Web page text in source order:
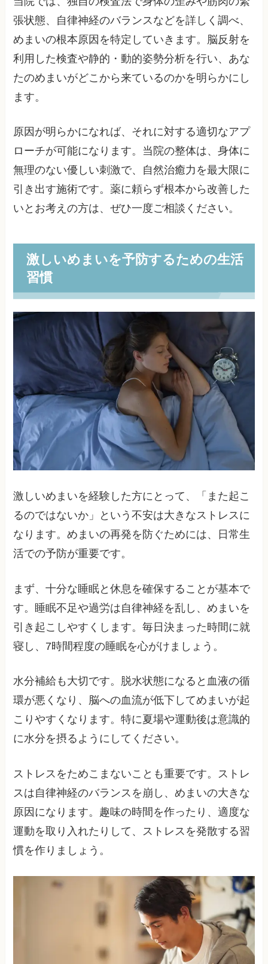
張状態、自律神経のバランスなどを詳しく調べ、
めまいの根本原因を特定していきます。脳反射を
利用した検査や静的・動的姿勢分析を行い、あな
たのめまいがどこから来ているのかを明らかにし
ます。
原因が明らかになれば、それに対する適切なアプ
ローチが可能になります。当院の整体は、身体に
無理のない優しい刺激で、自然治癒力を最大限に
引き出す施術です。薬に頼らず根本から改善した
いとお考えの方は、ぜひ一度ご相談ください。
激しいめまいを予防するための生活
習慣
激しいめまいを経験した方にとって、「また起こ
るのではないか」という不安は大きなストレスに
なります。めまいの再発を防ぐためには、日常生
活での予防が重要です。
まず、十分な睡眠と休息を確保することが基本で
す。睡眠不足や過労は自律神経を乱し、めまいを
引き起こしやすくします。毎日決まった時間に就
寝し、7時間程度の睡眠を心がけましょう。
水分補給も大切です。脱水状態になると血液の循
環が悪くなり、脳への血流が低下してめまいが起
こりやすくなります。特に夏場や運動後は意識的
に水分を摂るようにしてください。
ストレスをためこまないことも重要です。ストレ
スは自律神経のバランスを崩し、めまいの大きな
原因になります。趣味の時間を作ったり、適度な
運動を取り入れたりして、ストレスを発散する習
慣を作りましょう。